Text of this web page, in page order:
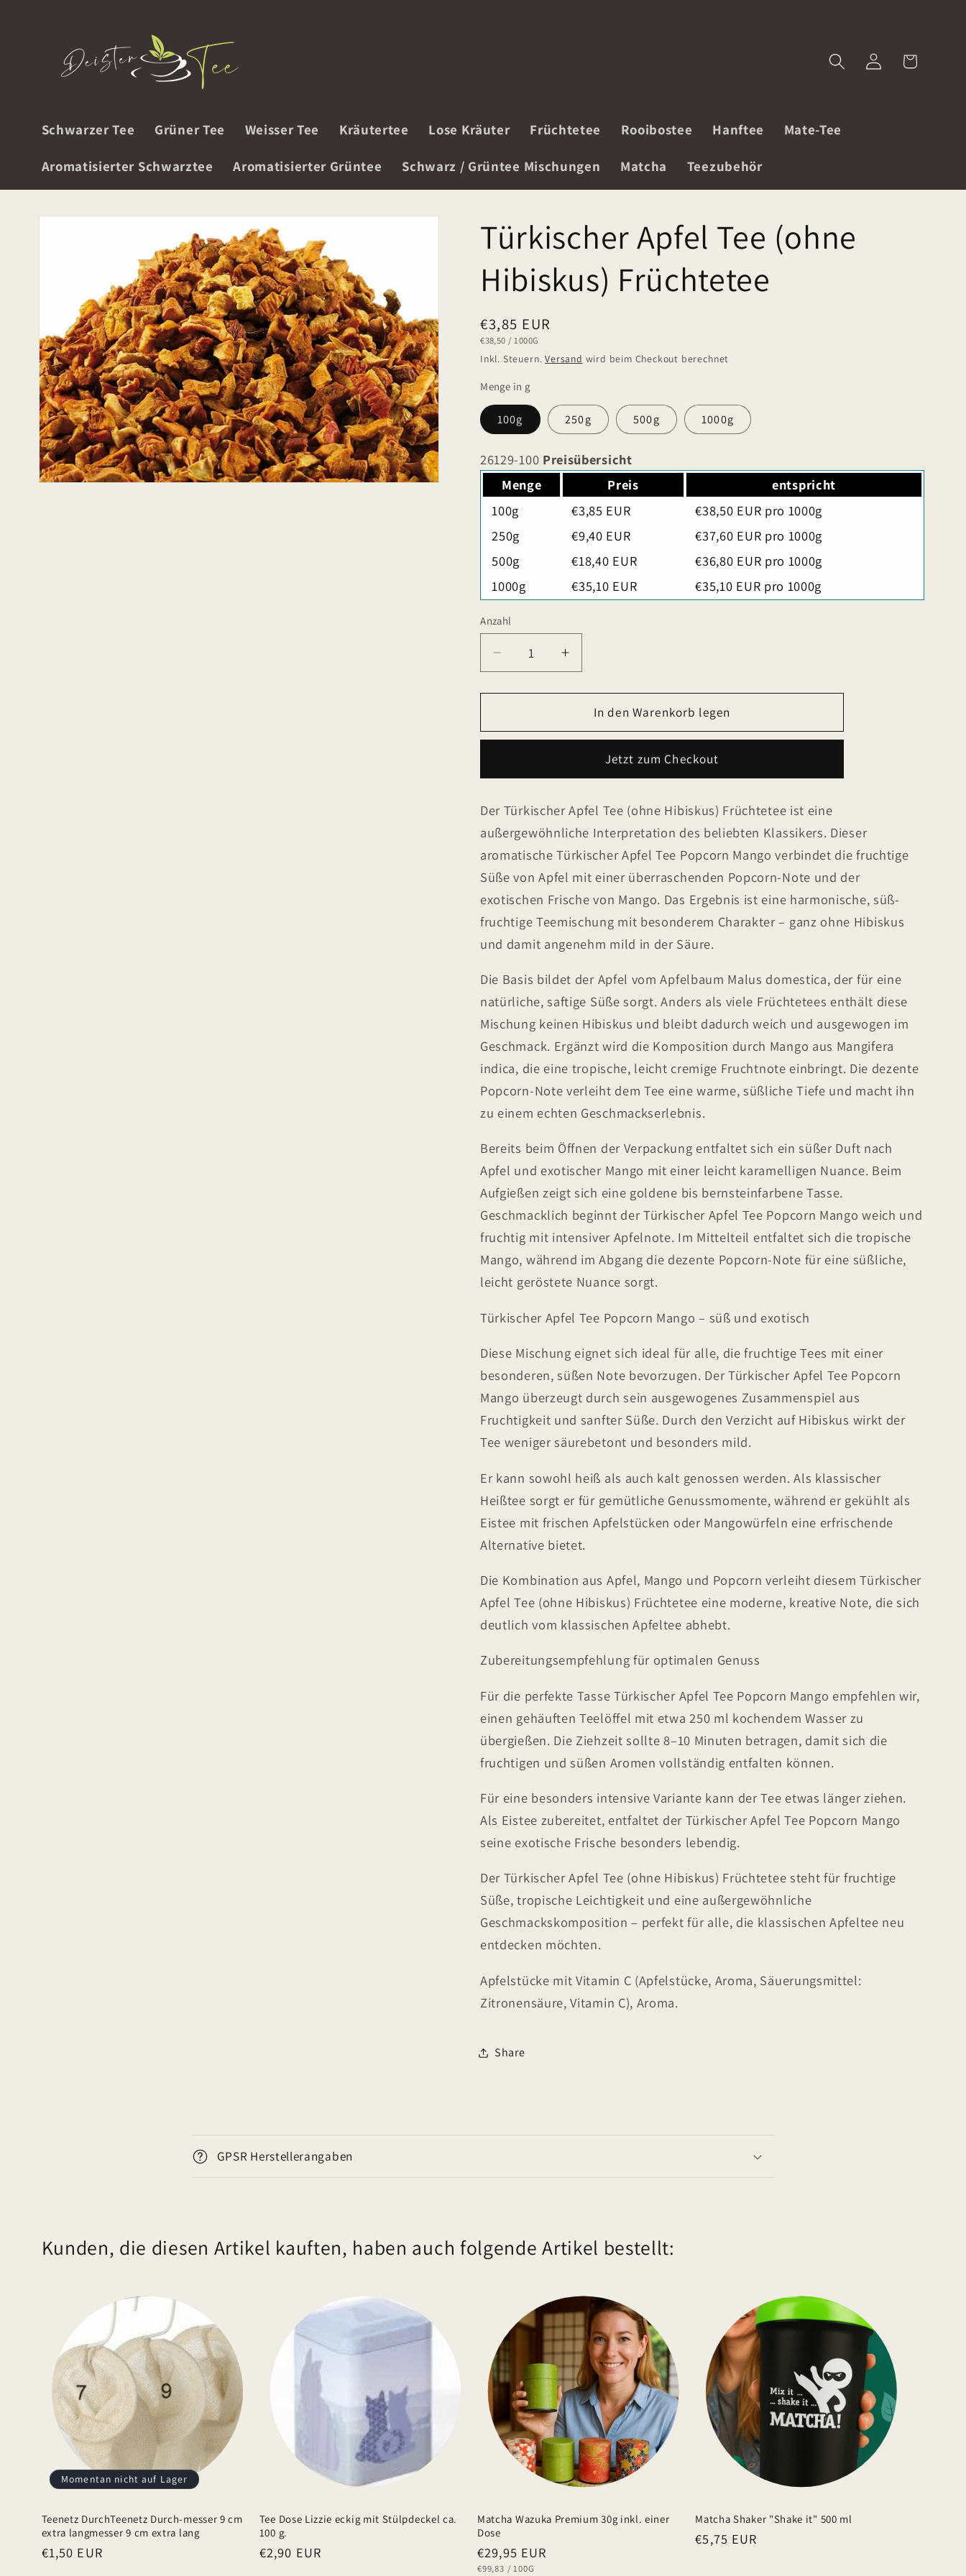
Schwarzer Tee Grüner Tee Weisser Tee Kräutertee Lose Kräuter Früchtetee Rooibostee Hanftee Mate-Tee
Aromatisierter Schwarztee Aromatisierter Grüntee Schwarz / Grüntee Mischungen Matcha Teezubehör
EinloggenWarenkorb
Zu
Türkischer Apfel Tee (ohne
Hibiskus) Früchtetee
Normaler
Preis
€3,85 EUR
GRUNDPREIS
€38,50 / PRO
1000G
Inkl. Steuern.Versand wird beim Checkout berechnet
Menge in g
100g 250g 500g 1000g
26129-100 Preisübersicht
Menge
Preis
entspricht
100g
€3,85 EUR
€38,50 EUR pro 1000g
250g
€9,40 EUR
€37,60 EUR pro 1000g
500g
€18,40 EUR
€36,80 EUR pro 1000g
1000g
€35,10 EUR €35,10 EUR pro 1000g
Anzahl
Verringere
die
Menge
Türkischer
(ohne
Früchtetee
Erhöhe
die
Menge
Türkischer
(ohne
Früchtetee
In den Warenkorb legen
Jetzt zum Checkout
Der Türkischer Apfel Tee (ohne Hibiskus) Früchtetee ist eine
außergewöhnliche Interpretation des beliebten Klassikers. Dieser
aromatische Türkischer Apfel Tee Popcorn Mango verbindet die fruchtige
Süße von Apfel mit einer überraschenden Popcorn-Note und der
exotischen Frische von Mango. Das Ergebnis ist eine harmonische, süß-
fruchtige Teemischung mit besonderem Charakter – ganz ohne Hibiskus
und damit angenehm mild in der Säure.
Die Basis bildet der Apfel vom Apfelbaum Malus domestica, der für eine
natürliche, saftige Süße sorgt. Anders als viele Früchtetees enthält diese
Mischung keinen Hibiskus und bleibt dadurch weich und ausgewogen im
Geschmack. Ergänzt wird die Komposition durch Mango aus Mangifera
indica, die eine tropische, leicht cremige Fruchtnote einbringt. Die dezente
Popcorn-Note verleiht dem Tee eine warme, süßliche Tiefe und macht ihn
zu einem echten Geschmackserlebnis.
Bereits beim Öffnen der Verpackung entfaltet sich ein süßer Duft nach
Apfel und exotischer Mango mit einer leicht karamelligen Nuance. Beim
Aufgießen zeigt sich eine goldene bis bernsteinfarbene Tasse.
Geschmacklich beginnt der Türkischer Apfel Tee Popcorn Mango weich und
fruchtig mit intensiver Apfelnote. Im Mittelteil entfaltet sich die tropische
Mango, während im Abgang die dezente Popcorn-Note für eine süßliche,
leicht geröstete Nuance sorgt.
Türkischer Apfel Tee Popcorn Mango – süß und exotisch
Diese Mischung eignet sich ideal für alle, die fruchtige Tees mit einer
besonderen, süßen Note bevorzugen. Der Türkischer Apfel Tee Popcorn
Mango überzeugt durch sein ausgewogenes Zusammenspiel aus
Fruchtigkeit und sanfter Süße. Durch den Verzicht auf Hibiskus wirkt der
Tee weniger säurebetont und besonders mild.
Er kann sowohl heiß als auch kalt genossen werden. Als klassischer
Heißtee sorgt er für gemütliche Genussmomente, während er gekühlt als
Eistee mit frischen Apfelstücken oder Mangowürfeln eine erfrischende
Alternative bietet.
Die Kombination aus Apfel, Mango und Popcorn verleiht diesem Türkischer
Apfel Tee (ohne Hibiskus) Früchtetee eine moderne, kreative Note, die sich
deutlich vom klassischen Apfeltee abhebt.
Zubereitungsempfehlung für optimalen Genuss
Für die perfekte Tasse Türkischer Apfel Tee Popcorn Mango empfehlen wir,
einen gehäuften Teelöffel mit etwa 250 ml kochendem Wasser zu
übergießen. Die Ziehzeit sollte 8–10 Minuten betragen, damit sich die
fruchtigen und süßen Aromen vollständig entfalten können.
Für eine besonders intensive Variante kann der Tee etwas länger ziehen.
Als Eistee zubereitet, entfaltet der Türkischer Apfel Tee Popcorn Mango
seine exotische Frische besonders lebendig.
Der Türkischer Apfel Tee (ohne Hibiskus) Früchtetee steht für fruchtige
Süße, tropische Leichtigkeit und eine außergewöhnliche
Geschmackskomposition – perfekt für alle, die klassischen Apfeltee neu
entdecken möchten.
Apfelstücke mit Vitamin C (Apfelstücke, Aroma, Säuerungsmittel:
Zitronensäure, Vitamin C), Aroma.
Share
a
b
a
r
I
h
l
GPSR Herstellerangaben
Kunden, die diesen Artikel kauften, haben auch folgende Artikel bestellt:
Momentan nicht auf Lager
Teenetz DurchTeenetz Durch-messer 9 cm
extra langmesser 9 cm extra lang
Normaler
€1,50 EUR
Tee Dose Lizzie eckig mit Stülpdeckel ca.
100 g.
Normaler
€2,90 EUR
Matcha Wazuka Premium 30g inkl. einer
Dose
Normaler
Preis
€29,95 EUR
GRUNDPREIS
€99,83 / PRO
100G
Matcha Shaker "Shake it" 500 ml
Normaler
€5,75 EUR